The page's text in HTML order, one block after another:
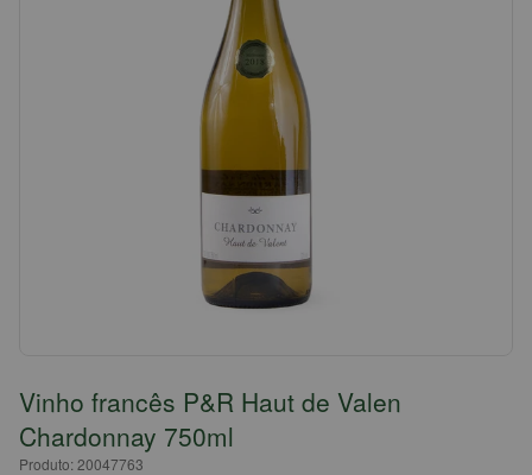
Vinho francês P&R Haut de Valen
Chardonnay 750ml
Produto: 20047763